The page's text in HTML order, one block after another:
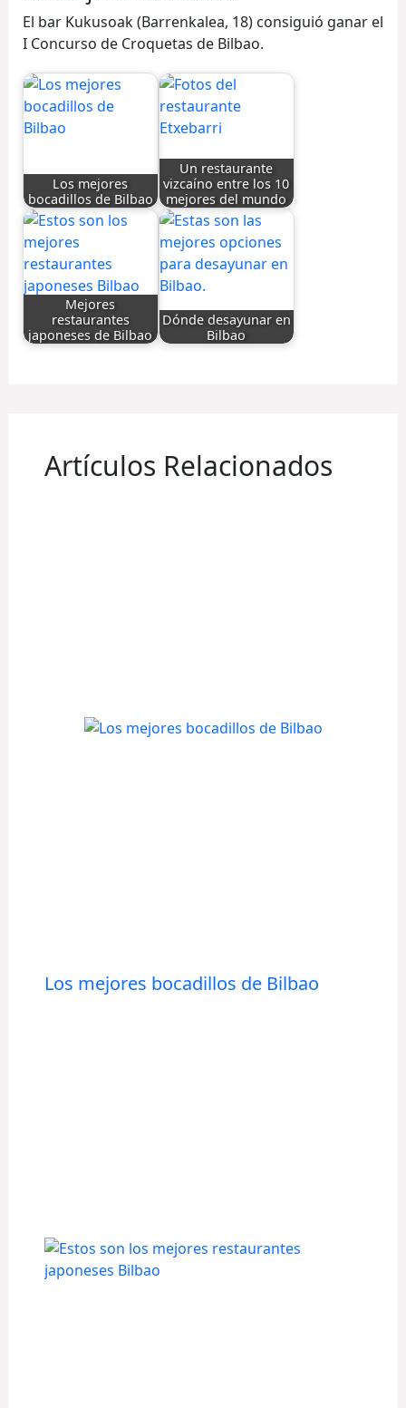
El bar Kukusoak (Barrenkalea, 18) consiguió ganar el
I Concurso de Croquetas de Bilbao.
Los mejores
bocadillos de Bilbao
Un restaurante
vizcaíno entre los 10
mejores del mundo
Mejores
restaurantes
japoneses de Bilbao
Dónde desayunar en
Bilbao
Artículos Relacionados
Los mejores bocadillos de Bilbao